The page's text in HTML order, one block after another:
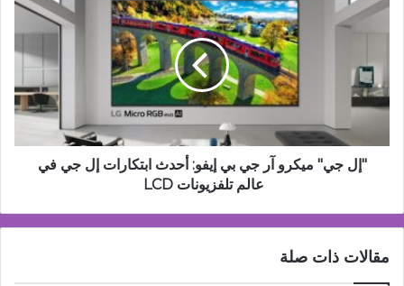
لعملاء
مصر
جي"
جي
بي
إيفو:
ابتكارات
LCD
"إل جي" ميكرو آر جي بي إيفو: أحدث ابتكارات إل جي في
عالم تلفزيونات LCD
مقالات ذات صلة